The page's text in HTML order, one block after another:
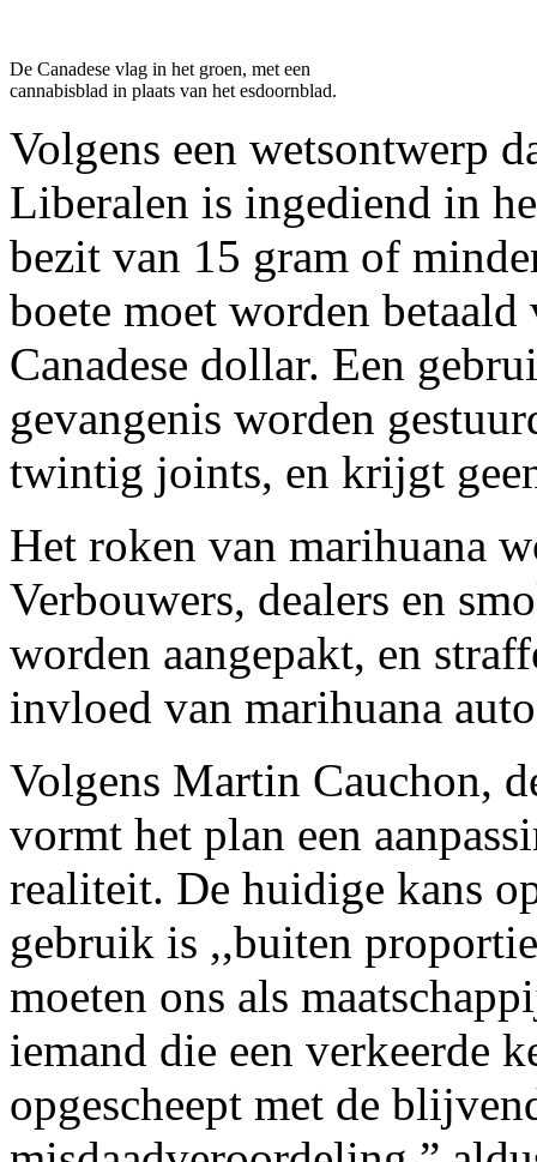
De Canadese vlag in het groen, met een
cannabisblad in plaats van het esdoornblad.
Volgens een wetsontwerp
Liberalen is ingediend in
bezit van 15 gram of
boete moet worden
Canadese dollar. Een
gevangenis worden
twintig joints, en krijgt
Het roken van marihuana
Verbouwers, dealers en
worden aangepakt, en
invloed van marihuana
Volgens Martin Cauchon,
vormt het plan een
realiteit. De huidige kans
gebruik is ,,buiten
moeten ons als
iemand die een verkeerde
opgescheept met de